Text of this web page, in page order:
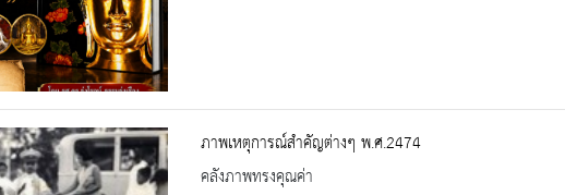
ภาพเหตุการณ์สำคัญต่างๆ พ.ศ.2474
คลังภาพทรงคุณค่า